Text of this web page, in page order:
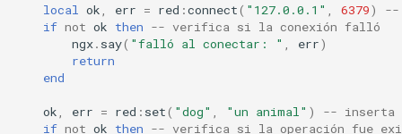
echo
encrypted-session
error-log-write
local ok err = red :connect( "127.0.0.1" 6379)
--
if not ok then -- verifica si la conexión falló
ngx. say( "falló al conectar: " err)
return
end
ok err = red : set( "dog" "un animal" )
-- inserta
if not ok then -- verifica si la operación fue